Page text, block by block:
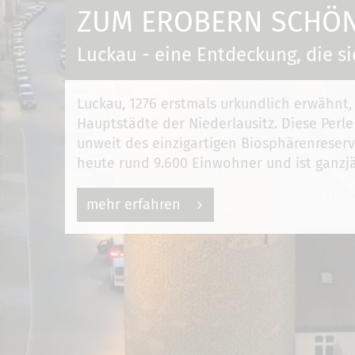
ZUM EROBERN
Luckau - eine Entdeckung, die
Luckau, 1276 erstmals urkundlich
Hauptstädte der Niederlausitz. Diese
unweit des einzigartigen
heute rund 9.600 Einwohner und ist
mehr erfahren